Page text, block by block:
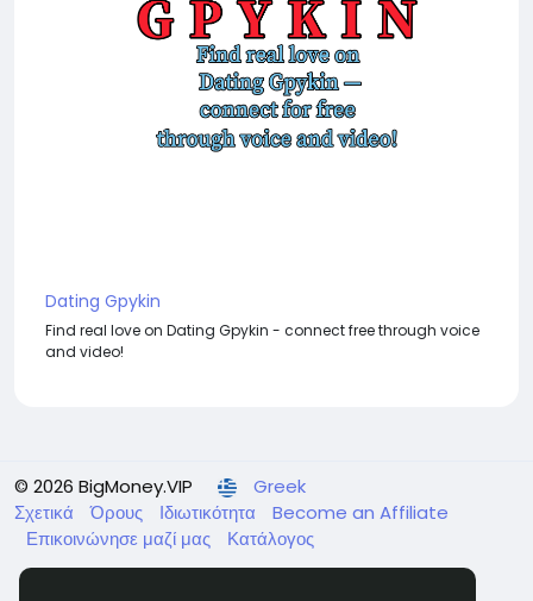
Dating Gpykin
Find real love on Dating Gpykin - connect free through voice
and video!
© 2026 BigMoney.VIP
Greek
Σχετικά
Όρους Ιδιωτικότητα
Become an Affiliate
Επικοινώνησε μαζί μας
Κατάλογος